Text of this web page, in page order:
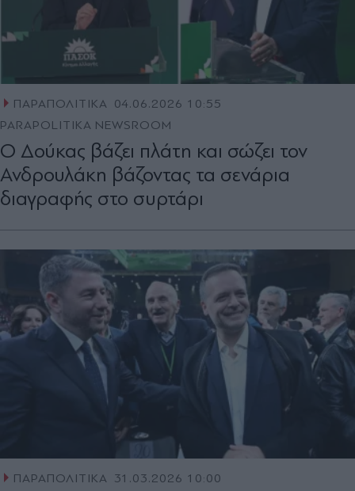
ΠΑΡΑΠΟΛΙΤΙΚΑ
04.06.2026 10:55
PARAPOLITIKA NEWSROOM
Ο Δούκας βάζει πλάτη και σώζει τον
Ανδρουλάκη βάζοντας τα σενάρια
διαγραφής στο συρτάρι
ΠΑΡΑΠΟΛΙΤΙΚΑ 31.03.2026 10:00